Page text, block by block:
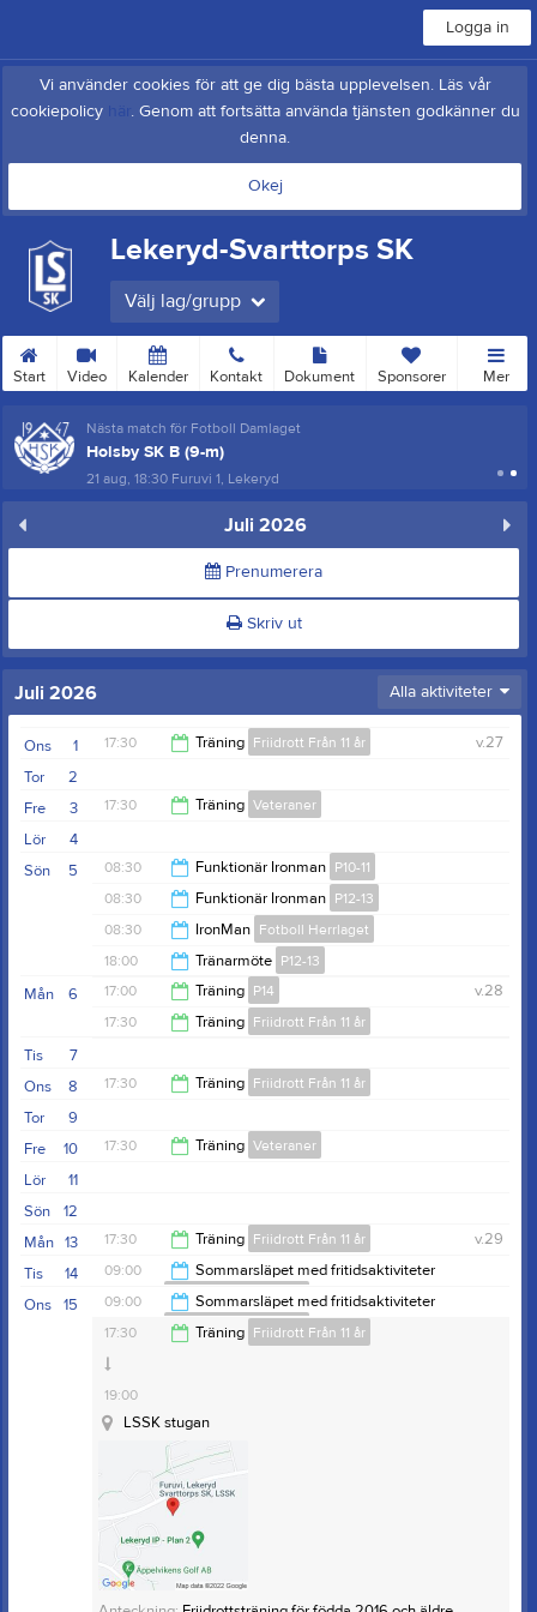
Logga in
Vi använder cookies för att ge dig bästa upplevelsen. Läs vår
cookiepolicy
. Genom att fortsätta använda tjänsten godkänner du
denna.
Okej
Lekeryd-Svarttorps SK
Välj lag/grupp
Start Video Kalender Kontakt Dokument Sponsorer Mer
Nästa match för Fotboll Damlaget
Holsby SK B (9-m)
21 aug, 18:30 Furuvi 1, Lekeryd
Juli 2026
Prenumerera
Skriv ut
Juli 2026 Alla aktiviteter
1
Ons v.27
17:30 Träning Friidrott Från 11 år
19:00
2
Tor
3
Fre 17:30 Träning Veteraner
18:30
4
Lör
5
Sön 08:30 Funktionär Ironman P10-11
11:30
08:30 Funktionär Ironman P12-13
11:30
08:30 IronMan Fotboll Herrlaget
12:00
18:00 Tränarmöte P12-13
23:00
6
Mån v.28
17:00 Träning P14
17:30 Träning Friidrott Från 11 år
19:00
7
Tis
8
Ons 17:30 Träning Friidrott Från 11 år
19:00
9
Tor
10
Fre 17:30 Träning Veteraner
11
Lör
12
Sön
13
Mån v.29
17:30 Träning Friidrott Från 11 år
19:00
14
Tis 09:00
Sommarsläpet med fritidsaktiviteter
Lekeryd-Svarttorp SK
15:00
15
Ons 09:00
Sommarsläpet med fritidsaktiviteter
Lekeryd-Svarttorp SK
15:00
Furuvi, Lekeryd Svarttorps SK, LSSK
17:30 Träning Friidrott Från 11 år
19:00
LSSK stugan